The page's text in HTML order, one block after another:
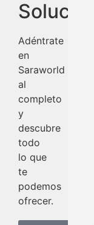
Adéntrate
en
Saraworld
al
completo
y
descubre
todo
lo que
te
podemos
ofrecer.